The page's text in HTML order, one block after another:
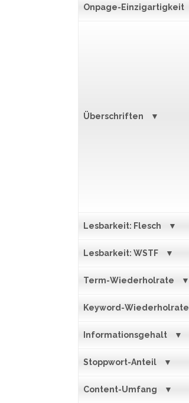
Onpage-Einzigartigkeit
Überschriften
Lesbarkeit: Flesch
Lesbarkeit: WSTF
Term-Wiederholrate
Keyword-Wiederholrate
Informationsgehalt
Stoppwort-Anteil
Content-Umfang